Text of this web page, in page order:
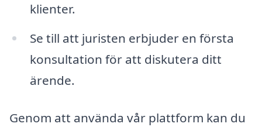
klienter.
Se till att juristen erbjuder en första
konsultation för att diskutera ditt
ärende.
Genom att använda vår plattform kan du